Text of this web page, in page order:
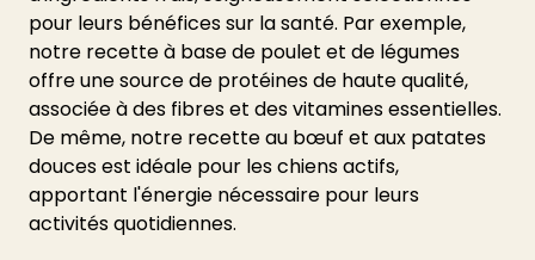
pour leurs bénéfices sur la santé. Par exemple,
notre recette à base de poulet et de légumes
offre une source de protéines de haute qualité,
associée à des fibres et des vitamines essentielles.
De même, notre recette au bœuf et aux patates
douces est idéale pour les chiens actifs,
apportant l'énergie nécessaire pour leurs
activités quotidiennes.